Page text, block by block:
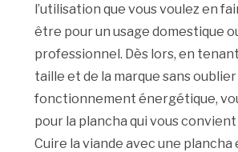
l’utilisation que vous voulez en
être pour un usage domestique
professionnel. Dès lors, en
taille et de la marque sans
fonctionnement énergétique,
pour la plancha qui vous convient
Cuire la viande avec une plancha